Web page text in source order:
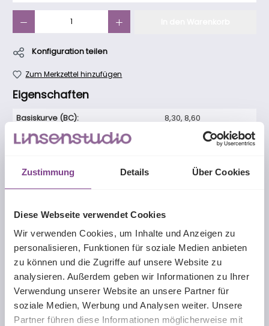
Zustimmung Details Über Cookies
Diese Webseite verwendet Cookies
Wir verwenden Cookies, um Inhalte und Anzeigen zu
personalisieren, Funktionen für soziale Medien anbieten
zu können und die Zugriffe auf unsere Website zu
analysieren. Außerdem geben wir Informationen zu Ihrer
Verwendung unserer Website an unsere Partner für
soziale Medien, Werbung und Analysen weiter. Unsere
Partner führen diese Informationen möglicherweise mit
Konfiguration teilen
Zum Merkzettel hinzufügen
Eigenschaften
Basiskurve (BC): 8,30, 8,60
Durchmesser (DIA):
Material:
Balafilcon A
Tragemodalität:
Wassergehalt:
36%
Beschreibung
Das hochwertige Silikon-Hydrogel-Material der Pure
Vision garantiert eine hohe Sauerstoffdurchlässigkeit und